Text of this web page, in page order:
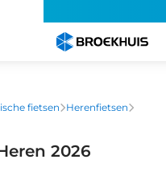
fietsen
Herenfietsen
2026